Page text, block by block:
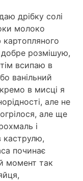
дрібку солі
молоко
розмішую,
всипаю в
ванільний
в мисці я
але не
але ще
і
каструлю,
починає
момент так